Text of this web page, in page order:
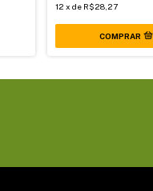
12 x de R$28,27